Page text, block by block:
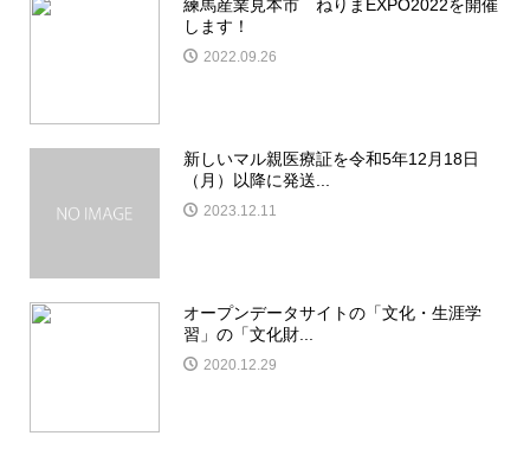
練馬産業見本市 ねりまEXPO2022を開催
します！
2022.09.26
新しいマル親医療証を令和5年12月18日
（月）以降に発送...
2023.12.11
オープンデータサイトの「文化・生涯学
習」の「文化財...
2020.12.29